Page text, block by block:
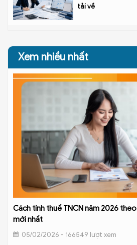
tải về
Xem nhiều nhất
Cách tính thuế TNCN năm 2026
mới nhất
05/02/2026 - 166549 lượt xem